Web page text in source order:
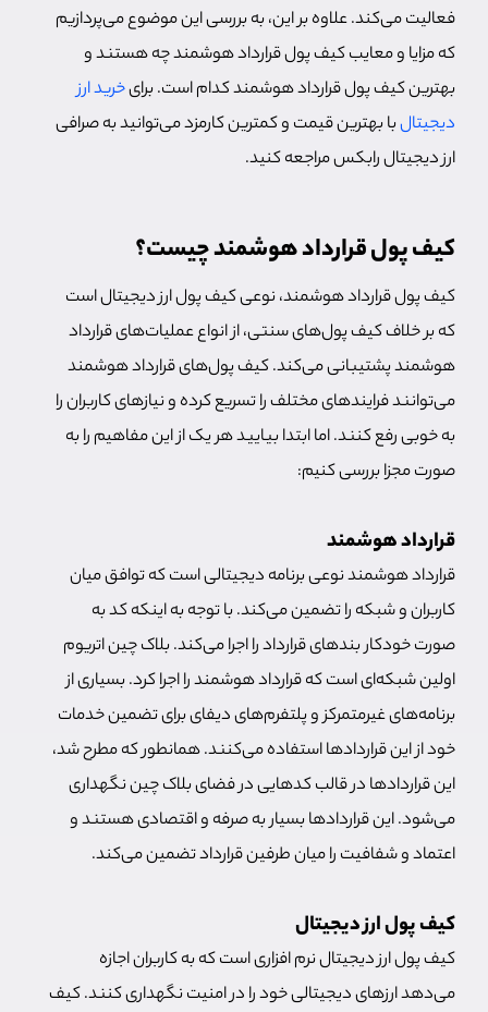
فعالیت می‌کند. علاوه بر این، به بررسی این موضوع می‌پردازیم
که مزایا و معایب کیف پول قرارداد هوشمند چه هستند و
بهترین کیف پول قرارداد هوشمند کدام است. برایخرید ارز
دیجیتالبا بهترین قیمت و کمترین کارمزد می‌توانید به صرافی
ارز دیجیتال رابکس مراجعه کنید.
کیف پول قرارداد هوشمند چیست؟
کیف پول قرارداد هوشمند، نوعی کیف پول ارز دیجیتال است
که بر خلاف کیف پول‌های سنتی، از انواع عملیات‌های قرارداد
هوشمند پشتیبانی می‌کند. کیف پول‌های قرارداد هوشمند
می‌توانند فرایندهای مختلف را تسریع کرده و نیازهای کاربران را
به خوبی رفع کنند. اما ابتدا بیایید هر یک از این مفاهیم را به
صورت مجزا بررسی کنیم:
قرارداد هوشمند
قرارداد هوشمند نوعی برنامه دیجیتالی است که توافق میان
کاربران و شبکه را تضمین می‌کند. با توجه به اینکه کد به
صورت خودکار بندهای قرارداد را اجرا می‌کند. بلاک چین اتریوم
اولین شبکه‌ای است که قرارداد هوشمند را اجرا کرد. بسیاری از
برنامه‌های غیرمتمرکز و پلتفرم‌های دیفای برای تضمین خدمات
خود از این قراردادها استفاده می‌کنند. همانطور که مطرح شد،
این قراردادها در قالب کدهایی در فضای بلاک چین نگهداری
می‌شود. این قراردادها بسیار به صرفه و اقتصادی هستند و
اعتماد و شفافیت را میان طرفین قرارداد تضمین می‌کند.
کیف پول ارز دیجیتال
کیف پول ارز دیجیتال نرم افزاری است که به کاربران اجازه
می‌دهد ارزهای دیجیتالی خود را در امنیت نگهداری کنند. کیف